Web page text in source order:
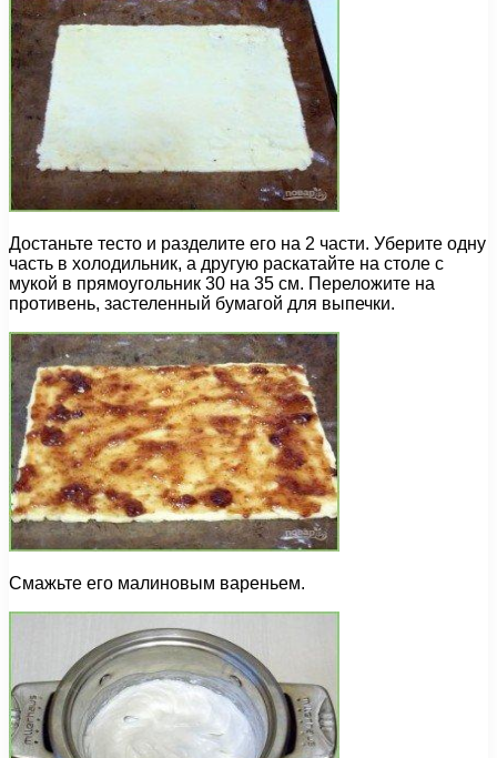
Достаньте тесто и разделите его на 2 части. Уберите одну
часть в холодильник, а другую раскатайте на столе с
мукой в прямоугольник 30 на 35 см. Переложите на
противень, застеленный бумагой для выпечки.
Смажьте его малиновым вареньем.